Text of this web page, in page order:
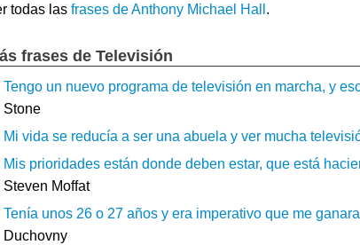
todas las frases de Anthony Michael Hall .
frases de Televisión
Tengo un nuevo programa de televisión en marcha, y
Stone
Mi vida se reducía a ser una abuela y ver mucha
Mis prioridades están donde deben estar, que está
Steven Moffat
Tenía unos 26 o 27 años y era imperativo que me
Duchovny